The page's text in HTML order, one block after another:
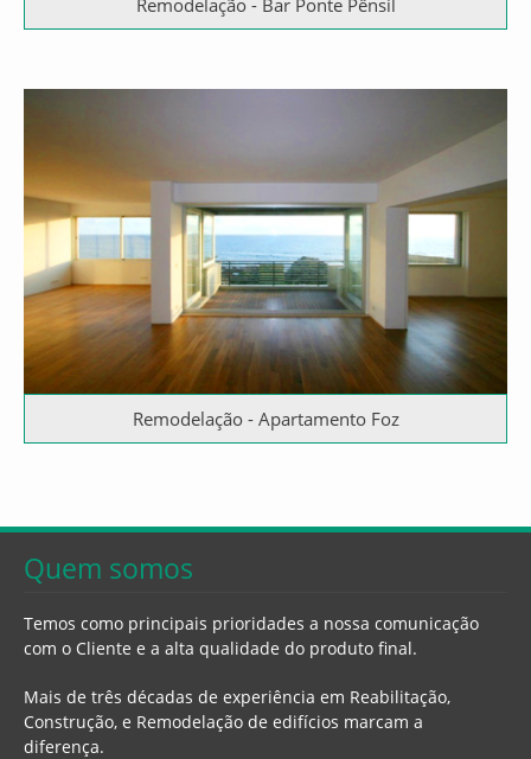
Remodelação - Apartamento Foz
Quem somos
Temos como principais prioridades a nossa comunicação
com o Cliente e a alta qualidade do produto final.
Mais de três décadas de experiência em Reabilitação,
Construção, e Remodelação de edifícios marcam a
diferença.